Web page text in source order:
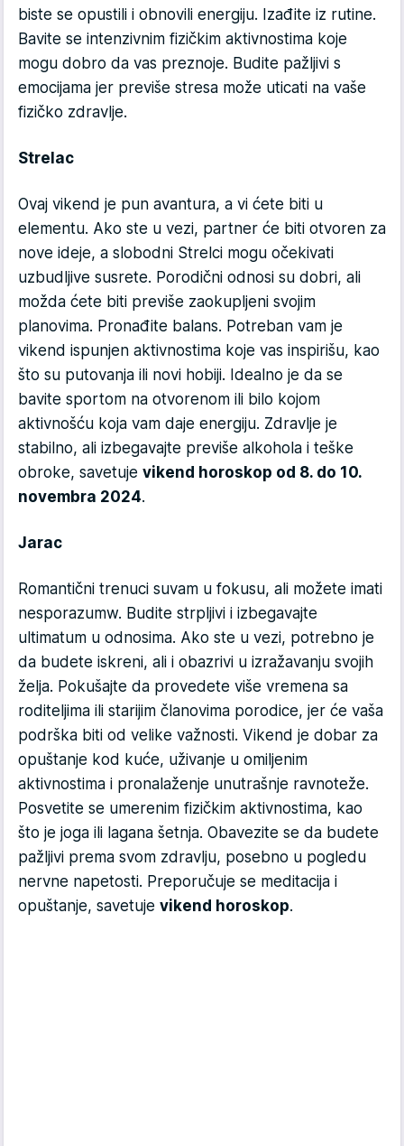
biste se opustili i obnovili energiju. Izađite iz rutine.
Bavite se intenzivnim fizičkim aktivnostima koje
mogu dobro da vas preznoje. Budite pažljivi s
emocijama jer previše stresa može uticati na vaše
fizičko zdravlje.
Strelac
Ovaj vikend je pun avantura, a vi ćete biti u
elementu. Ako ste u vezi, partner će biti otvoren za
nove ideje, a slobodni Strelci mogu očekivati
uzbudljive susrete. Porodični odnosi su dobri, ali
možda ćete biti previše zaokupljeni svojim
planovima. Pronađite balans. Potreban vam je
vikend ispunjen aktivnostima koje vas inspirišu, kao
što su putovanja ili novi hobiji. Idealno je da se
bavite sportom na otvorenom ili bilo kojom
aktivnošću koja vam daje energiju. Zdravlje je
stabilno, ali izbegavajte previše alkohola i teške
obroke, savetuje vikend horoskop od 8. do 10.
novembra 2024.
Jarac
Romantični trenuci suvam u fokusu, ali možete imati
nesporazumw. Budite strpljivi i izbegavajte
ultimatum u odnosima. Ako ste u vezi, potrebno je
da budete iskreni, ali i obazrivi u izražavanju svojih
želja. Pokušajte da provedete više vremena sa
roditeljima ili starijim članovima porodice, jer će vaša
podrška biti od velike važnosti. Vikend je dobar za
opuštanje kod kuće, uživanje u omiljenim
aktivnostima i pronalaženje unutrašnje ravnoteže.
Posvetite se umerenim fizičkim aktivnostima, kao
što je joga ili lagana šetnja. Obavezite se da budete
pažljivi prema svom zdravlju, posebno u pogledu
nervne napetosti. Preporučuje se meditacija i
opuštanje, savetuje vikend horoskop.